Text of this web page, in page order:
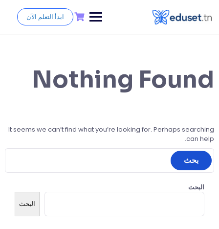
ابدأ التعلم الآن
Nothing Found
It seems we can’t find what you’re looking for. Perhaps searching
can help.
البحث
البحث